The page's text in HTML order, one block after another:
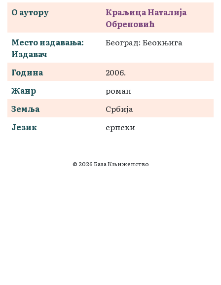
О аутору
Краљица Наталија
Обреновић
Место издавања:
Издавач
Београд: Беокњига
Година
2006.
Жанр
роман
Земља
Србија
Језик
српски
© 2026 База Књиженство